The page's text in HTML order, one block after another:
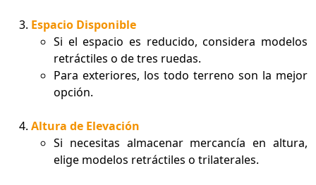
Espacio Disponible
Si el espacio es reducido, considera modelos
retráctiles o de tres ruedas.
Para exteriores, los todo terreno son la mejor
opción.
Altura de Elevación
Si necesitas almacenar mercancía en altura,
elige modelos retráctiles o trilaterales.